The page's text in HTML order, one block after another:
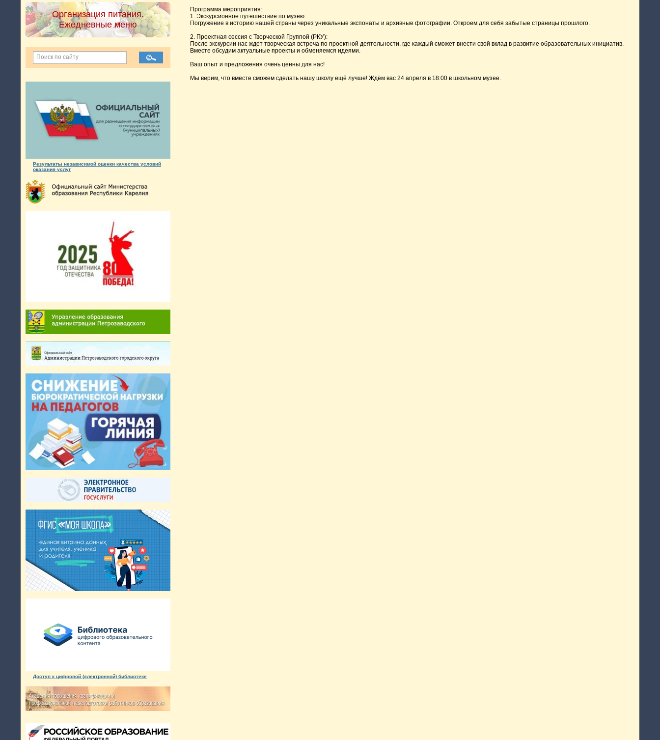
Организация питания.
Ежедневные меню
Результаты независимой оценки качества условий
оказания услуг
Доступ к цифровой (электронной) библиотеке
Программа мероприятия:
1. Экскурсионное путешествие по музею:
Погружение в историю нашей страны через уникальные экспонаты и архивные фотографии. Откроем для себя забытые страницы прошлого.
2. Проектная сессия с Творческой Группой (РКУ):
После экскурсии нас ждет творческая встреча по проектной деятельности, где каждый сможет внести свой вклад в развитие образовательных инициатив.
Вместе обсудим актуальные проекты и обменяемся идеями.
Ваш опыт и предложения очень ценны для нас!
Мы верим, что вместе сможем сделать нашу школу ещё лучше! Ждём вас 24 апреля в 18:00 в школьном музее.